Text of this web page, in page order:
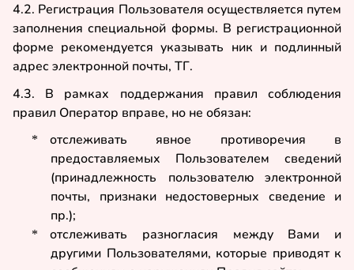
4.2. Регистрация Пользователя осуществляется путем
заполнения специальной формы. В регистрационной
форме рекомендуется указывать ник и подлинный
адрес электронной почты, ТГ.
4.3. В рамках поддержания правил соблюдения
правил Оператор вправе, но не обязан:
*
отслеживать явное противоречия в
предоставляемых Пользователем сведений
(принадлежность пользователю электронной
почты, признаки недостоверных сведение и
пр.);
*
отслеживать разногласия между Вами и
другими Пользователями, которые приводят к